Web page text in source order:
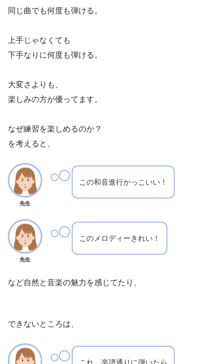
同じ曲でも何度も弾ける。
上手じゃなくても
下手なりに何度も弾ける。
大変さよりも、
楽しみの方が優ってます。
なぜ練習を楽しめるのか？
を考えると、
先生
この和音進行かっこいい！
先生
このメロディーきれい！
など自然と音楽の魅力を感じてたり、
できないところは、
これ、楽譜通りに弾いたら